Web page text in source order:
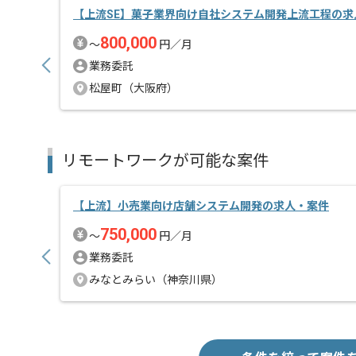
【上流SE】菓子業界向け自社システム開発上流工程の
〜800,000 円／月
業務委託
松屋町（大阪府）
リモートワークが可能な案件
【上流】小売業向け店舗システム開発の求人・案件
〜750,000 円／月
業務委託
みなとみらい（神奈川県）